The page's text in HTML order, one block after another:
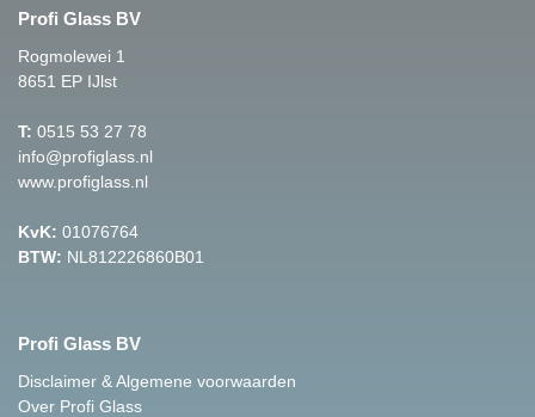
Profi Glass BV
Rogmolewei 1
8651 EP IJlst
T: 0515 53 27 78
info@profiglass.nl
www.profiglass.nl
KvK: 01076764
BTW: NL812226860B01
Profi Glass BV
Disclaimer & Algemene voorwaarden
Over Profi Glass